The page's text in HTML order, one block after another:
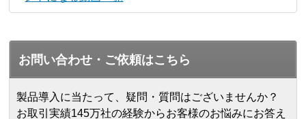
お問い合わせ・ご依頼はこちら
製品導入に当たって、疑問・質問はございませんか？
お取引実績145万社の経験からお客様のお悩みにお答え